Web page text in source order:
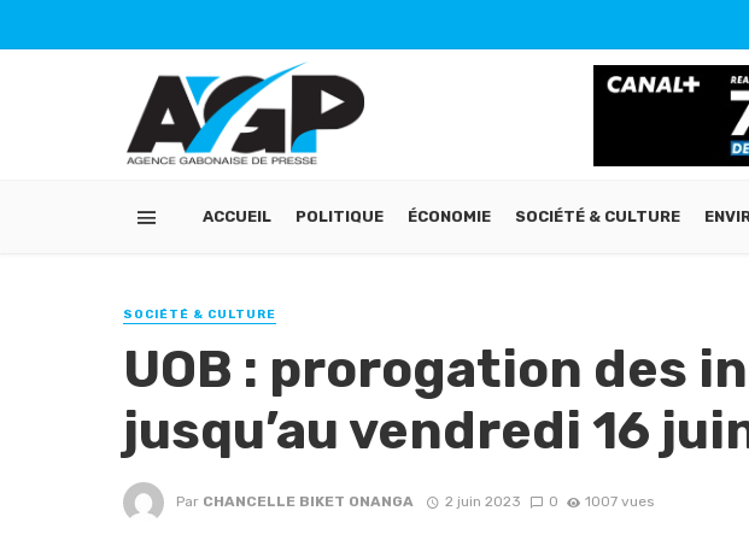
ACCUEIL POLITIQUE ÉCONOMIE SOCIÉTÉ & CULTURE
SOCIÉTÉ & CULTURE
UOB : prorogation des
jusqu’au vendredi 16
Par CHANCELLE BIKET ONANGA 2 juin 2023 0 1007 vues